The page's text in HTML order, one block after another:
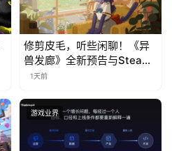
修剪皮毛，听些闲聊！《异
兽发廊》全新预告与Steam
免费试玩公开
1天前
游戏业界